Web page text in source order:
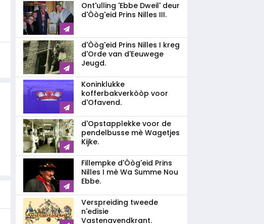
Ont'ulling 'Ebbe Dweil' deur
d'Òòg'eid Prins Nilles III.
d'Òòg'eid Prins Nilles I kreg
d'Orde van d'Eeuwege
Jeugd.
Koninklukke
kofferbakverkòòp voor
d'Ofavend.
d'Opstapplekke voor de
pendelbusse mè Wagetjes
Kijke.
Fillempke d'Òòg'eid Prins
Nilles I mè Wa Summe Nou
Ebbe.
Verspreiding tweede
n'edisie
Vastenavendkrant.